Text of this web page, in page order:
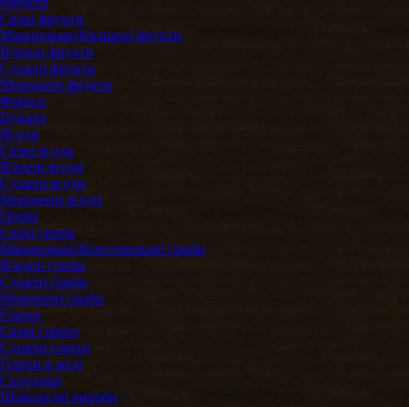
Свіжі фрукти
Мариновані/Квашені фрукти
В'ялені фрукти
Сушені фрукти
Морожені фрукти
Фріпси
Цукати
Ягоди
Свіжі ягоди
В'ялені ягоди
Сушені ягоди
Морожені ягоди
Гриби
Свіжі гриби
Мариновані/Консервовані гриби
В'ялені гриби
Сушені гриби
Морожені гриби
Горіхи
Свіжі горіхи
Сушені горіхи
Горіхи в меді
Солодощі
Шоколадні вироби